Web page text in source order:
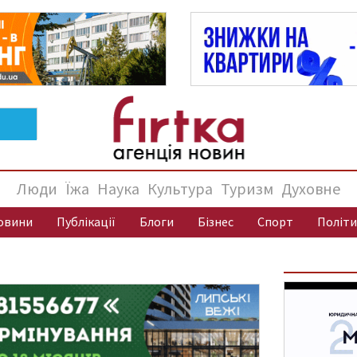
Люди Їжа Наука Культура Туризм Духовне
Публікації Блоги Бізнес Спорт